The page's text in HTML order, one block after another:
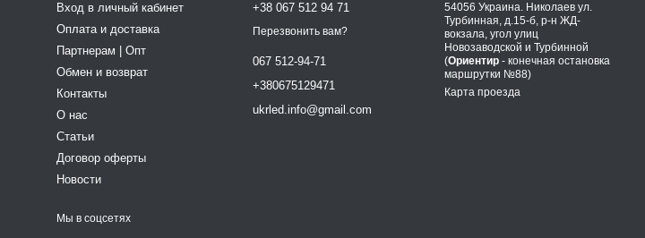
Вход в личный кабинет
Оплата и доставка
Партнерам | Опт
Обмен и возврат
Контакты
О нас
Статьи
Договор оферты
Новости
Мы в соцсетях
+38 067 512 94 71
Перезвонить вам?
067 512-94-71
+380675129471
ukrled.info@gmail.com
54056 Украина. Николаев ул.
Турбинная, д.15-б, р-н ЖД-
вокзала, угол улиц
Новозаводской и Турбинной
(Ориентир - конечная остановка
маршрутки №88)
Карта проезда